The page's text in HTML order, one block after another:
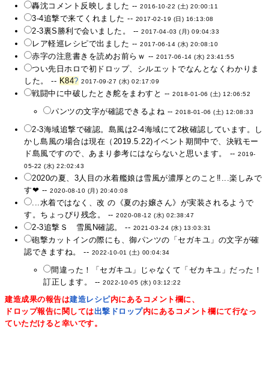
轟沈コメント反映しました --2016-10-22 (土) 20:00:11
3-4追撃で来てくれました -- 2017-02-19 (日) 16:13:08
2-3裏S勝利で会いました。 --2017-04-03 (月) 09:04:33
レア軽巡レシピで出ました --2017-06-14 (水) 20:08:10
赤字の注意書きを読めお前らｗ --2017-06-14 (水) 23:41:55
つい先日ホロで初ドロップ、シルエットでなんとなくわかりま
した。 -- K84? 2017-09-27 (水) 02:17:09
戦闘中に中破したとき舵をまわすと --2018-01-06 (土) 12:06:52
パンツの文字が確認できるよね --2018-01-06 (土) 12:08:33
2-3海域追撃で確認。島風は2-4海域にて2枚確認しています。し
かし島風の場合は現在（2019.5.22)イベント期間中で、決戦モー
ド島風ですので、あまり参考にはならないと思います。 --2019-
05-22 (水) 22:02:43
2020の夏、3人目の水着艦娘は雪風が濃厚とのこと‼...楽しみで
す❤ --2020-08-10 (月) 20:40:08
...水着ではなく、改 の《夏のお嬢さん》が実装されるようで
す。ちょっぴり残念。 --2020-08-12 (水) 02:38:47
2-3追撃Ｓ 雪風N確認。 -- 2021-03-24 (水) 13:03:31
砲撃カットインの際にも、御パンツの「セガキユ」の文字が確
認できますね。 -- 2022-10-01 (土) 00:04:34
間違った！「セガキユ」じゃなくて「ゼカキユ」だった！
訂正します。 --2022-10-05 (水) 03:12:22
建造成果の報告は建造レシピ内にあるコメント欄に、
ドロップ報告に関しては出撃ドロップ内にあるコメント欄にて行なっ
ていただけると幸いです。